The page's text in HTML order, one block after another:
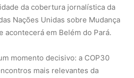
da cobertura jornalística da
Nações Unidas sobre Mudança
acontecerá em Belém do Pará.
momento decisivo: a COP30
mais relevantes da